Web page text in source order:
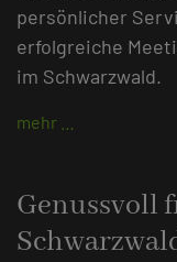
persönlicher
erfolgreiche
im Schwarzwald.
mehr …
Genussvoll